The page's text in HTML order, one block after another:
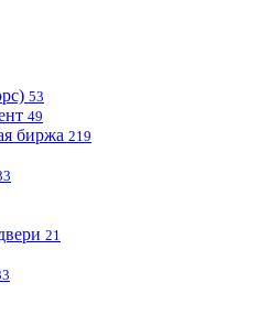
53
49
биржа 219
21